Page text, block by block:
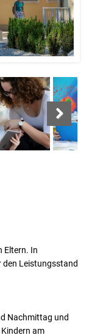
Next
Next
Eltern. In
den Leistungsstand
Nachmittag und
am